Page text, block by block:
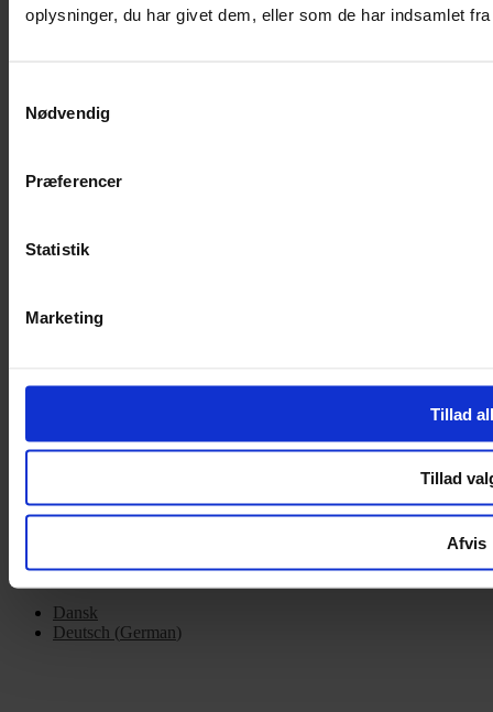
oplysninger, du har givet dem, eller som de har indsamlet
Nødvendig
Præferencer
Statistik
Marketing
Tillad
Tillad
Afvis
Facebook-f Instagram
Handelsbetingelser
Handelsbetingelser
Om Yarn Every Wear
Mandag – Fredag 10:00 – 17:30
Copyright © 2022.
Dansk
Deutsch (German)